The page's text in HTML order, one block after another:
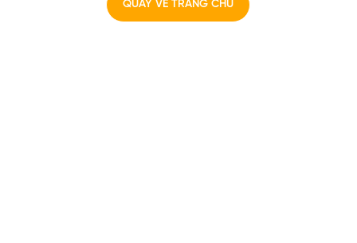
QUAY VỀ TRANG CHỦ